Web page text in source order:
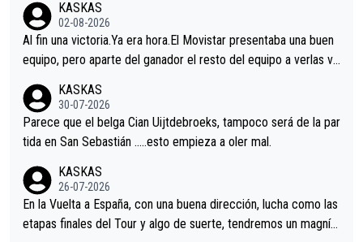
KASKAS
02-08-2026
Al fin una victoria.Ya era hora.El Movistar presentaba una buen
equipo, pero aparte del ganador el resto del equipo a verlas ve
s.La única buena noticia es la mejoría de Enric Más en San Seb
astian.Si en la Vuelta a Burgos sigue la mejoría, podríamos ten
er alguna sorpresa en la Vuelta.Ojalá.
KASKAS
30-07-2026
Parece que el belga Cian Uijtdebroeks, tampoco será de la par
tida en San Sebastián …..esto empieza a oler mal.
KASKAS
26-07-2026
En la Vuelta a España, con una buena dirección, lucha como las
etapas finales del Tour y algo de suerte, tendremos un magnífi